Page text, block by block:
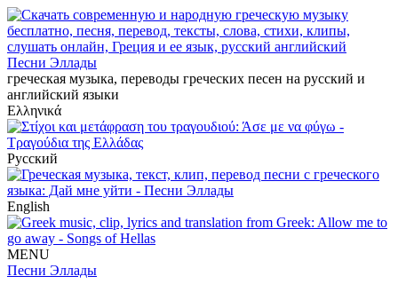
Песни Эллады
греческая музыка, переводы греческих песен на русский и
английский языки
Ελληνικά
Русский
English
MENU
Песни Эллады